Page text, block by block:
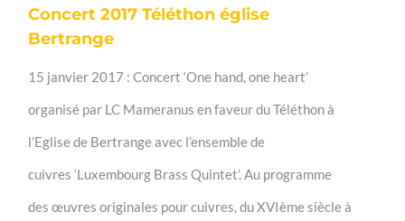
Concert 2017 Téléthon église
Bertrange
15 janvier 2017 : Concert ‘One hand, one heart’
organisé par LC Mameranus en faveur du Téléthon à
l’Eglise de Bertrange avec l’ensemble de
cuivres ‘Luxembourg Brass Quintet’. Au programme
des œuvres originales pour cuivres, du XVIème siècle à